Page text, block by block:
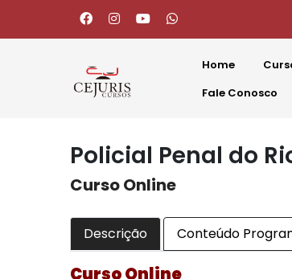
Home
Fale Conosco
Policial Penal do
Curso Online
Descrição Conteúdo
Curso Online